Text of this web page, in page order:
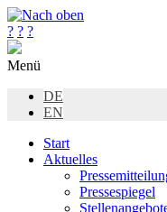
? ? ?
Menü
DE
EN
Start
Aktuelles
Pressespiegel